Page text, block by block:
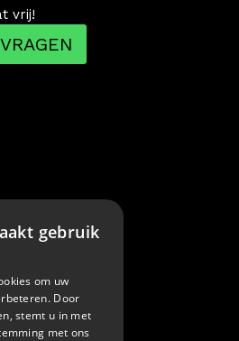
vrij!
gebruik
om uw
Door
stemt u in met
met ons